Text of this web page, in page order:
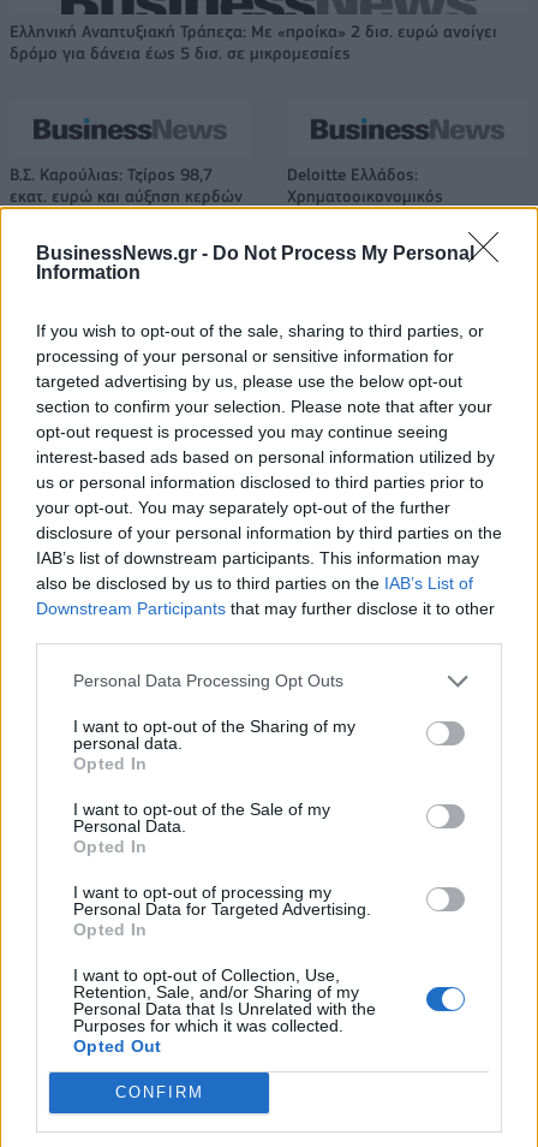
BusinessNews.gr - Do Not Process My Personal
Information
If you wish to opt-out of the sale, sharing to third parties, or
processing of your personal or sensitive information for
targeted advertising by us, please use the below opt-out
section to confirm your selection. Please note that after your
opt-out request is processed you may continue seeing
interest-based ads based on personal information utilized by
us or personal information disclosed to third parties prior to
your opt-out. You may separately opt-out of the further
disclosure of your personal information by third parties on the
IAB’s list of downstream participants. This information may
also be disclosed by us to third parties on the IAB’s List of
Downstream Participants that may further disclose it to other
Personal Data Processing Opt Outs
I want to opt-out of the Sharing of my
personal data.
Opted In
I want to opt-out of the Sale of my
Personal Data.
Opted In
I want to opt-out of processing my
Personal Data for Targeted Advertising.
Opted In
I want to opt-out of Collection, Use,
Retention, Sale, and/or Sharing of my
Personal Data that Is Unrelated with the
Purposes for which it was collected.
Opted Out
CONFIRM
Ελληνική Αναπτυξιακή Τράπεζα: Με «προίκα» 2 δισ. ευρώ ανοίγει
δρόμο για δάνεια έως 5 δισ. σε μικρομεσαίες
Β.Σ. Καρούλιας: Τζίρος 98,7
εκατ. ευρώ και αύξηση κερδών
Deloitte Ελλάδος:
Χρηματοοικονομικός
είσοδο στην πολωνική αγορά
ενέργειας
Η Chery επενδύει 75 εκατ. δολάρια στην KG Mobility
Το FIAT 500 Hybrid τώρα από
18.990 ευρώ
Ατρόμητος και Novibet
συνεχίζουν μαζί: Ανανέωση της
συνεργασίας τους μέχρι το
2028
18η συνεχόμενη χρονιά για τον ΟΤΕ στη διεθνή σειρά δεικτών
Alpha Bank: Για πρώτη φορά το Αρχαίο Θέατρο Επιδαύρου άνοιξε τις
πύλες του σε όλους
ΠΕΡΙΣΣΌΤΕΡΑ ΣΕ ΑΥΤΉ ΤΗΝ ΚΑΤΗΓΟΡΊΑ
Το ΥΠΕΝ διαψεύδει τα
δημοσιεύματα που κάνουν
λόγο για αυξήσεις τιμών